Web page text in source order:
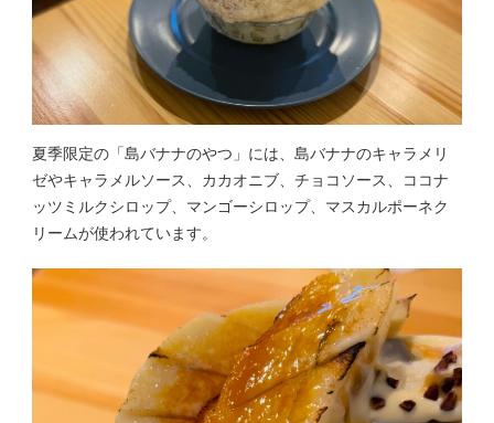
夏季限定の「島バナナのやつ」には、島バナナのキャラメリ
ゼやキャラメルソース、カカオニブ、チョコソース、ココナ
ッツミルクシロップ、マンゴーシロップ、マスカルポーネク
リームが使われています。